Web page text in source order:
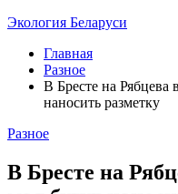
Экология Беларуси
Главная
Разное
В Бресте на Рябцева
наносить разметку
Разное
В Бресте на